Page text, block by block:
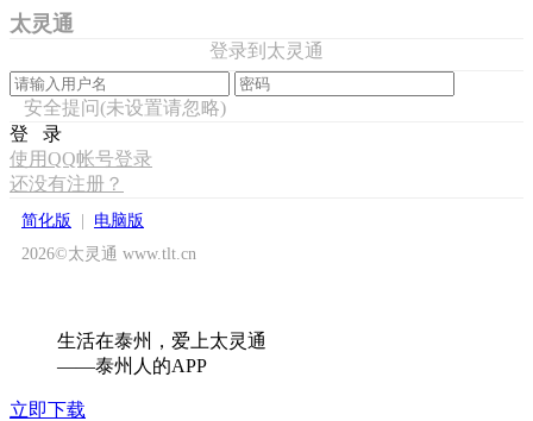
太灵通
登录到太灵通
安全提问(未设置请忽略)
登 录
使用QQ帐号登录
还没有注册？
简化版
电脑版
2026©太灵通 www.tlt.cn
生活在泰州，爱上太灵通
——泰州人的APP
立即下载